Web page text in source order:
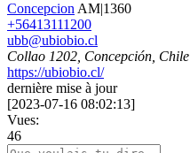
Concepcion AM|1360
+56413111200
ubb@ubiobio.cl
Collao 1202, Concepción, Chile
https://ubiobio.cl/
dernière mise à jour
[2023-07-16 08:02:13]
Vues:
46